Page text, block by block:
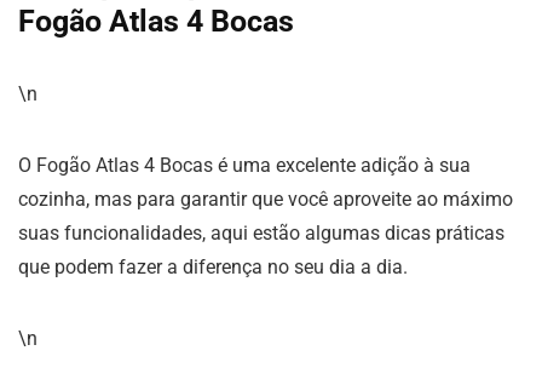
Fogão Atlas 4 Bocas
\n
O Fogão Atlas 4 Bocas é uma excelente adição à sua
cozinha, mas para garantir que você aproveite ao máximo
suas funcionalidades, aqui estão algumas dicas práticas
que podem fazer a diferença no seu dia a dia.
\n